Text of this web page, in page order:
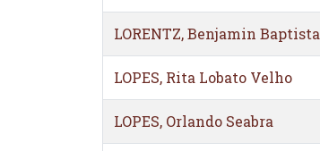
LORENTZ, Benjamin Baptista
LOPES, Rita Lobato Velho
LOPES, Orlando Seabra